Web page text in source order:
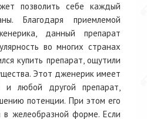
позволить себе каждый
Благодаря приемлемой
данный препарат
во многих странах
купить препарат, ощутили
Этот дженерик имеет
любой другой препарат,
потенции. При этом его
в желеобразной форме. Если